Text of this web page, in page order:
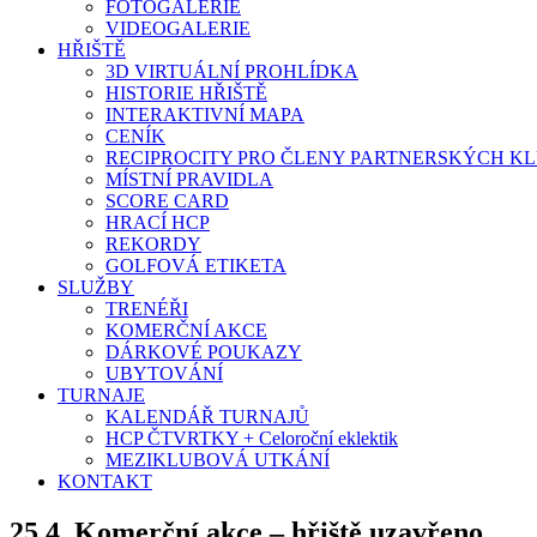
FOTOGALERIE
VIDEOGALERIE
HŘIŠTĚ
3D VIRTUÁLNÍ PROHLÍDKA
HISTORIE HŘIŠTĚ
INTERAKTIVNÍ MAPA
CENÍK
RECIPROCITY PRO ČLENY PARTNERSKÝCH
MÍSTNÍ PRAVIDLA
SCORE CARD
HRACÍ HCP
REKORDY
GOLFOVÁ ETIKETA
SLUŽBY
TRENÉŘI
KOMERČNÍ AKCE
DÁRKOVÉ POUKAZY
UBYTOVÁNÍ
TURNAJE
KALENDÁŘ TURNAJŮ
HCP ČTVRTKY + Celoroční eklektik
MEZIKLUBOVÁ UTKÁNÍ
KONTAKT